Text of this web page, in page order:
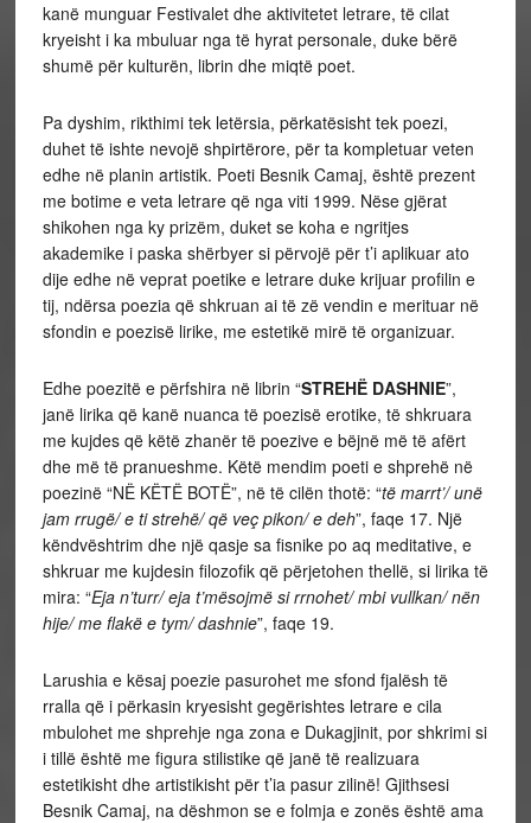
kanë munguar Festivalet dhe aktivitetet letrare, të cilat
kryeisht i ka mbuluar nga të hyrat personale, duke bërë
shumë për kulturën, librin dhe miqtë poet.
Pa dyshim, rikthimi tek letërsia, përkatësisht tek poezi,
duhet të ishte nevojë shpirtërore, për ta kompletuar veten
edhe në planin artistik. Poeti Besnik Camaj, është prezent
me botime e veta letrare që nga viti 1999. Nëse gjërat
shikohen nga ky prizëm, duket se koha e ngritjes
akademike i paska shërbyer si përvojë për t’i aplikuar ato
dije edhe në veprat poetike e letrare duke krijuar profilin e
tij, ndërsa poezia që shkruan ai të zë vendin e merituar në
sfondin e poezisë lirike, me estetikë mirë të organizuar.
Edhe poezitë e përfshira në librin “STREHË DASHNIE”,
janë lirika që kanë nuanca të poezisë erotike, të shkruara
me kujdes që këtë zhanër të poezive e bëjnë më të afërt
dhe më të pranueshme. Këtë mendim poeti e shprehë në
poezinë “NË KËTË BOTË”, në të cilën thotë: “të marrt’/ unë
jam rrugë/ e ti strehë/ që veç pikon/ e deh”, faqe 17. Një
këndvështrim dhe një qasje sa fisnike po aq meditative, e
shkruar me kujdesin filozofik që përjetohen thellë, si lirika të
mira: “Eja n’turr/ eja t’mësojmë si rrnohet/ mbi vullkan/ nën
hije/ me flakë e tym/ dashnie”, faqe 19.
Larushia e kësaj poezie pasurohet me sfond fjalësh të
rralla që i përkasin kryesisht gegërishtes letrare e cila
mbulohet me shprehje nga zona e Dukagjinit, por shkrimi si
i tillë është me figura stilistike që janë të realizuara
estetikisht dhe artistikisht për t’ia pasur zilinë! Gjithsesi
Besnik Camaj, na dëshmon se e folmja e zonës është ama